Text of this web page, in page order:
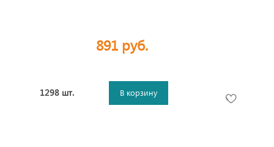
891 руб.
1298 шт. В корзину